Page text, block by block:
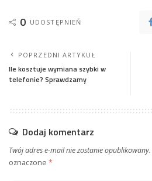
0 UDOSTĘPNIEŃ
POPRZEDNI ARTYKUŁ
Ile kosztuje wymiana szybki w
telefonie? Sprawdzamy
Dodaj komentarz
Twój adres e-mail nie zostanie opublikowany.
oznaczone *